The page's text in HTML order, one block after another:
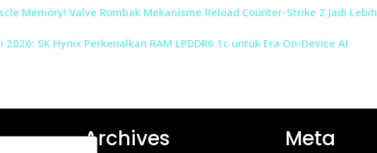
Memory! Valve Rombak Mekanisme Reload Counter-Strike 2 Jadi Lebih
SK Hynix Perkenalkan RAM LPDDR6 1c untuk Era On-Device AI
Archives Meta